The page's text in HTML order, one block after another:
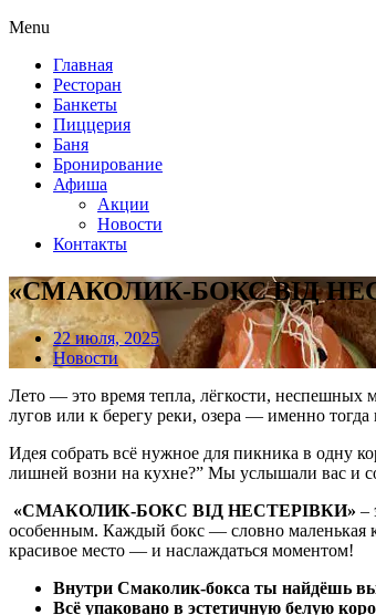
Menu
Главная
Ресторан
Банкеты
Пиццерия
Баня
Бронирование
Афиша
Акции
Новости
Контакты
«СМАКОЛИК-БОКС ВІД
22 июля, 2025
Новости
Лето — это время тепла, лёгкости, неспешных
лугов или к берегу реки, озера — именно
Идея собрать всё нужное для пикника в одну
лишней возни на кухне?” Мы услышали вас и
«СМАКОЛИК-БОКС ВІД НЕСТЕРІВКИ» –
особенным. Каждый бокс — словно маленькая
красивое место — и наслаждаться моментом!
Внутри Смаколик-бокса ты найдёшь
Всё упаковано в эстетичную белую